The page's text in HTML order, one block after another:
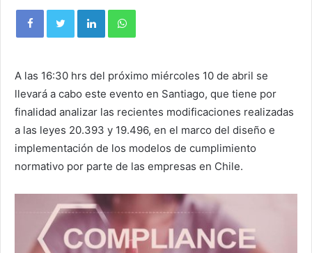
A las 16:30 hrs del próximo miércoles 10 de abril se
llevará a cabo este evento en Santiago, que tiene por
finalidad analizar las recientes modificaciones realizadas
a las leyes 20.393 y 19.496, en el marco del diseño e
implementación de los modelos de cumplimiento
normativo por parte de las empresas en Chile.